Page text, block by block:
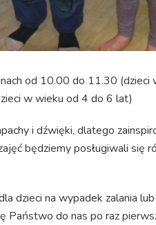
od 10.00 do 11.30
w wieku od 4 do 6 lat)
i dźwięki, dlatego
będziemy posługiwali się
dzieci na wypadek zalania
Państwo do nas po raz